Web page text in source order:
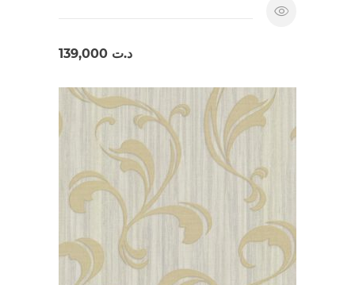
د.ت